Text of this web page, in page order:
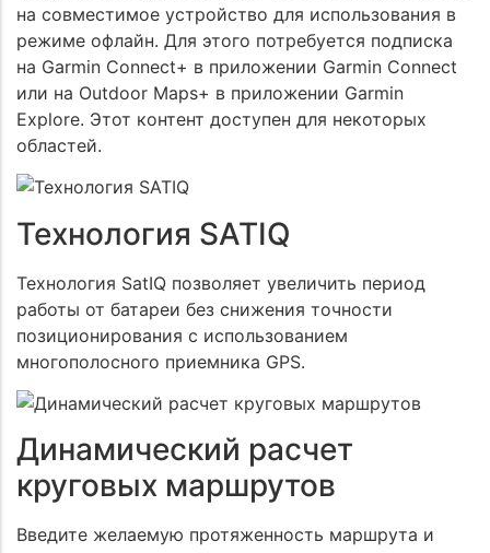
на совместимое устройство для использования в
режиме офлайн. Для этого потребуется подписка
на Garmin Connect+ в приложении Garmin Connect
или на Outdoor Maps+ в приложении Garmin
Explore. Этот контент доступен для некоторых
областей.
Технология SATIQ
Технология SatIQ позволяет увеличить период
работы от батареи без снижения точности
позиционирования с использованием
многополосного приемника GPS.
Динамический расчет
круговых маршрутов
Введите желаемую протяженность маршрута и